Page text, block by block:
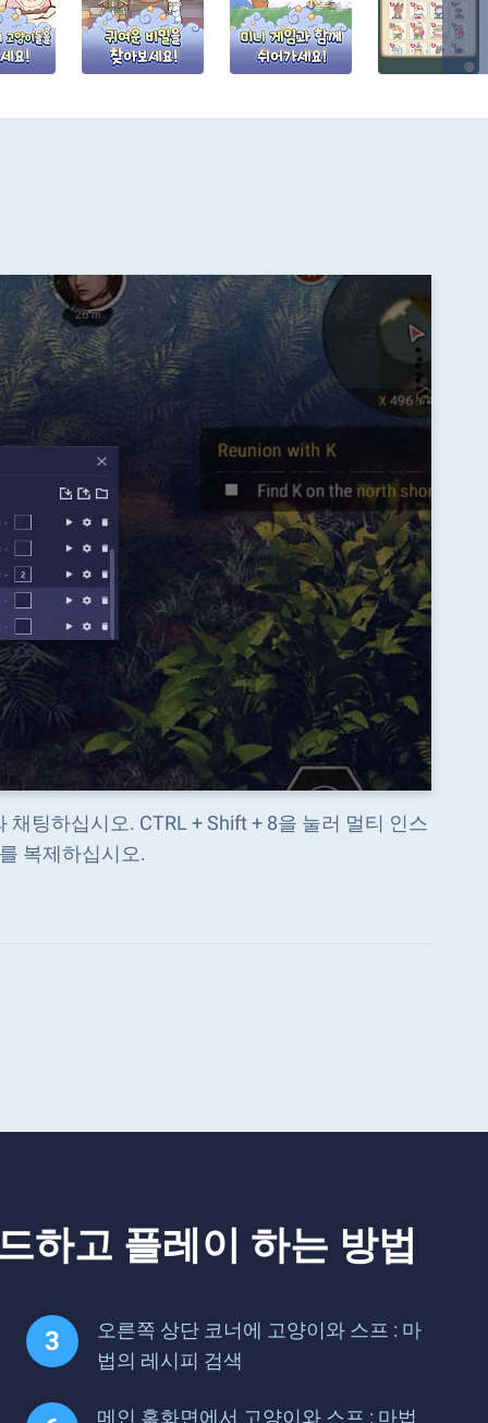
팅하십시오. CTRL + Shift + 8을 눌러 멀티 인스
복제하십시오.
하고 플레이 하는 방법
오른쪽 상단 코너에 고양이와 스프 : 마
법의 레시피 검색
메인 홈화면에서 고양이와 스프 : 마법